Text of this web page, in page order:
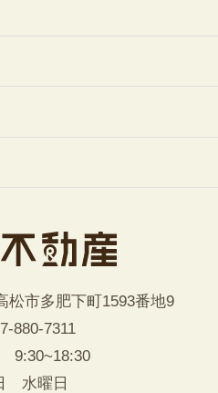
市多肥下町1593番地9
880-7311
9:30~18:30
水曜日